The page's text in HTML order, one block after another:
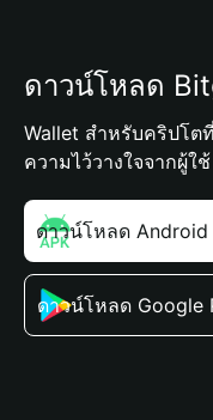
ดาวน์โหลด
Wallet สำหรับคริปโ
ความไว้วางใจจากผู้ใ
ดาวน์โหลด Android
ดาวน์โหลด Google